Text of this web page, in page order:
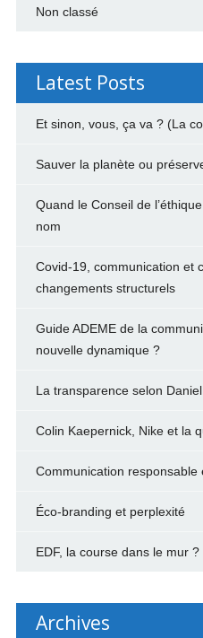
Non classé
Latest Posts
Et sinon, vous, ça va ? (La
Sauver la planète ou
Quand le Conseil de
nom
Covid-19, communication et
changements structurels
Guide ADEME de la
nouvelle dynamique ?
La transparence selon
Colin Kaepernick, Nike et la
Communication
Éco-branding et perplexité
EDF, la course dans le mur ?
Archives